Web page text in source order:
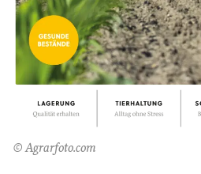
© Agrarfoto.com